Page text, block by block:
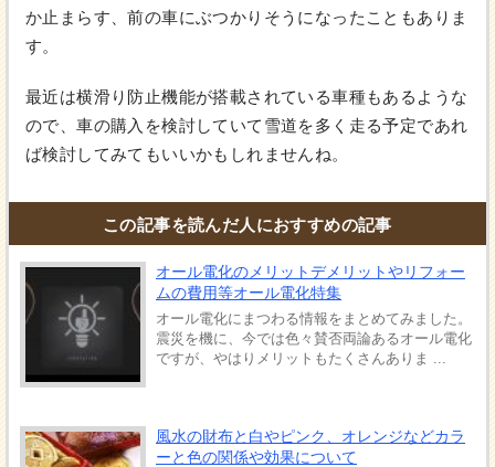
か止まらす、前の車にぶつかりそうになったこともありま
す。
最近は横滑り防止機能が搭載されている車種もあるような
ので、車の購入を検討していて雪道を多く走る予定であれ
ば検討してみてもいいかもしれませんね。
この記事を読んだ人におすすめの記事
オール電化のメリットデメリットやリフォー
ムの費用等オール電化特集
オール電化にまつわる情報をまとめてみました。
震災を機に、今では色々賛否両論あるオール電化
ですが、やはりメリットもたくさんありま ...
風水の財布と白やピンク、オレンジなどカラ
ーと色の関係や効果について